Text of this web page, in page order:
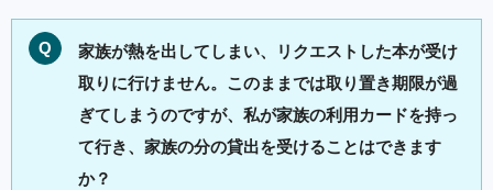
Q
家族が熱を出してしまい、リクエストした本が受け
取りに行けません。このままでは取り置き期限が過
ぎてしまうのですが、私が家族の利用カードを持っ
て行き、家族の分の貸出を受けることはできます
か？